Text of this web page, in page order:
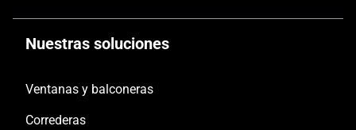
Nuestras soluciones
Ventanas y balconeras
Correderas